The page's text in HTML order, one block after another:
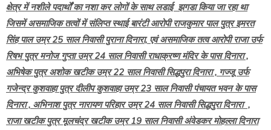
क्षेत्र में नशीले पदार्थों का नशा कर लोगों के साथ लडाई झगडा किया जा रहा था
जिसमें असमाजिक तत्वों में संलिप्त स्थाई बारंटी आरोपी राजकुमार पाल पुत्र इमरत
सिंह पाल उम्र 25 साल निवासी पुराना दिनारा, एवं असमाजिक तत्व आरोपी राजा उर्फ
रिषभ पुत्र मनोज गुप्ता उम्र 24 साल निवासी राधाक्रष्ण मंदिर के पास दिनारा ,
अभिषेक पुत्र अशोक खटीक उम्र 22 साल निवासी सिद्धपुरा दिनारा , गज्जू उर्फ
गजेन्द्र कुशवाहा पुत्र दीलीप कुशवाहा उम्र 23 साल निवासी पंचायत भवन के पास
दिनारा , अभिनाश पुत्र नारायण परिहार उम्र 24 साल निवासी सिद्धपुरा दिनारा ,
राजा खटीक पुत्र मूलचंद्र खटीक उम्र 19 साल निवासी अंवेडकर मोहल्ला दिनारा